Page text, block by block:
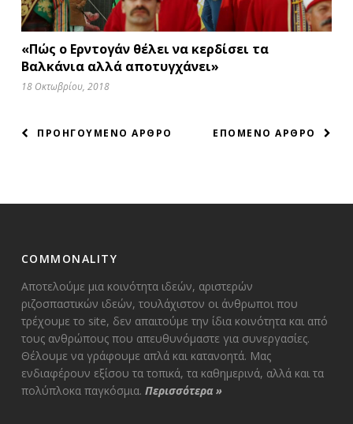
«Πώς ο Eρντογάν θέλει να κερδίσει τα
Βαλκάνια αλλά αποτυγχάνει»
18 Οκτωβρίου, 2018
ΠΛΟΗΓΗΣΗ
ΕΠΟΜΕΝΟ ΑΡΘΡΟ
ΠΡΟΗΓΟΥΜΕΝΟ ΑΡΘΡΟ
COMMONALITY
Αποτελούμε μια κοινότητα ιδεών, αριστερών
ριζοσπαστικών ιδεών, τουλάχιστον οι άνθρωποι που
τρέχουμε το site, δεν απαιτούμε την ίδια κοινότητα και από
τους ανθρώπους που απευθυνόμαστε για συνεργασίες.
Θέλουμε να γράφουμε απλά και κατανοητά. Μας
ενδιαφέρουν εξίσου τα τοπικά, τα καθημερινά, αλλά και τα
πολύπλοκα παγκόσμια. Περισσότερα»